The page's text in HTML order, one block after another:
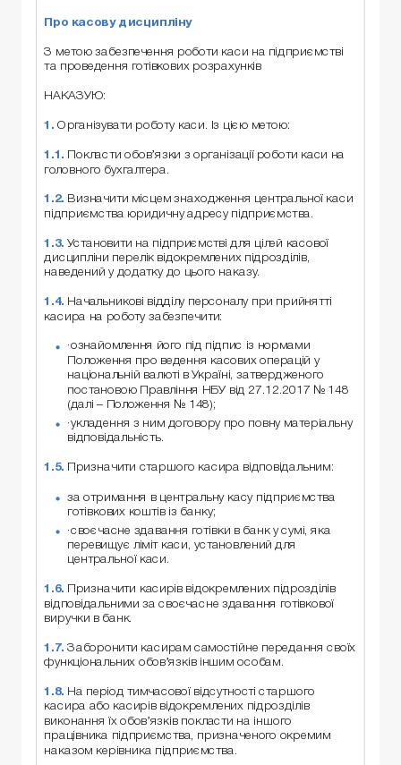
Про касову дисципліну
З метою забезпечення роботи каси на підприємстві
та проведення готівкових розрахунків
НАКАЗУЮ:
1. Організувати роботу каси. Із цією метою:
1.1. Покласти обов’язки з організації роботи каси на
головного бухгалтера.
1.2. Визначити місцем знаходження центральної каси
підприємства юридичну адресу підприємства.
1.3. Установити на підприємстві для цілей касової
дисципліни перелік відокремлених підрозділів,
наведений у додатку до цього наказу.
1.4. Начальникові відділу персоналу при прийнятті
касира на роботу забезпечити:
·ознайомлення його під підпис із нормами
Положення про ведення касових операцій у
національній валюті в Україні, затвердженого
постановою Правління НБУ від 27.12.2017 № 148
(далі – Положення № 148);
·укладення з ним договору про повну матеріальну
відповідальність.
1.5. Призначити старшого касира відповідальним:
за отримання в центральну касу підприємства
готівкових коштів із банку;
·своєчасне здавання готівки в банк у сумі, яка
перевищує ліміт каси, установлений для
центральної каси.
1.6.
Призначити касирів відокремлених підрозділів
відповідальними за своєчасне здавання готівкової
виручки в банк.
1.7.Заборонити касирам самостійне передання своїх
функціональних обов’язків іншим особам.
1.8. На період тимчасової відсутності старшого
касира або касирів відокремлених підрозділів
виконання їх обов’язків покласти на іншого
працівника підприємства, призначеного окремим
наказом керівника підприємства.